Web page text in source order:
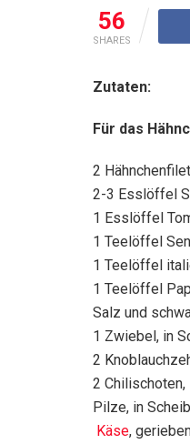
56
SHARES
Zutaten:
Für das
2
2-3 Esslöffel
1 Esslöffel
1 Teelöffel
1 Teelöffel
1 Teelöffel
Salz und
1 Zwiebel, in
2
2
Pilze, in
Käse,